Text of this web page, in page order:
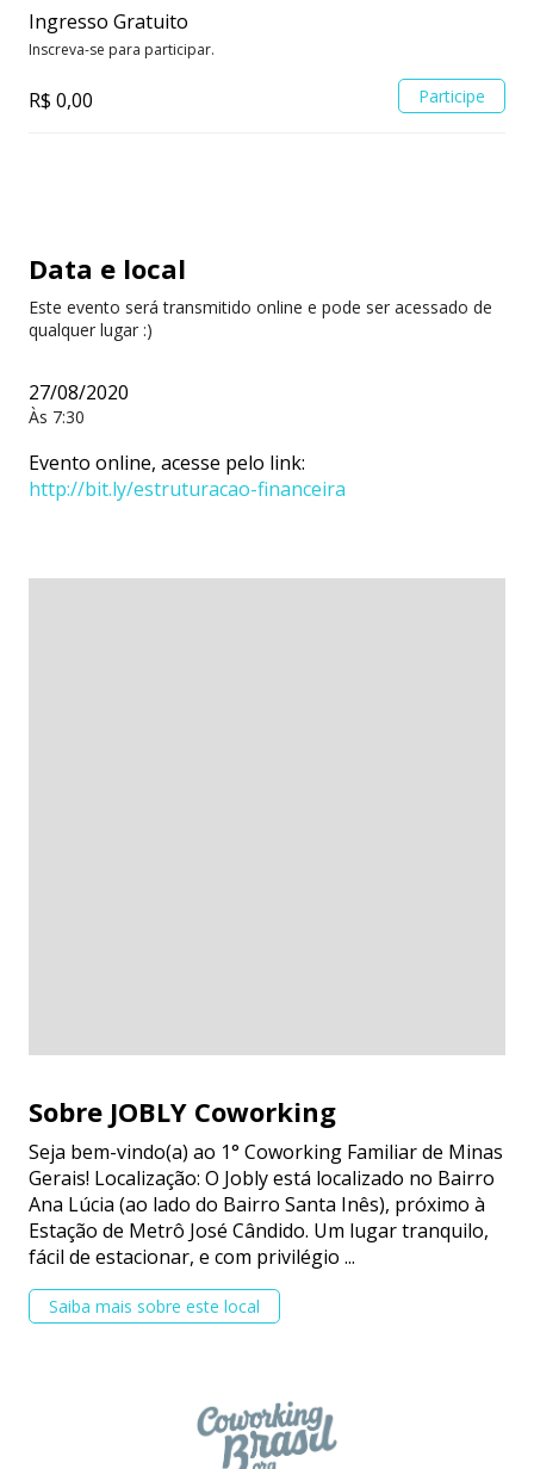
Ingresso Gratuito
Inscreva-se para participar.
R$ 0,00 Participe
Data e local
Este evento será transmitido online e pode ser acessado de
qualquer lugar :)
27/08/2020
Às 7:30
Evento online, acesse pelo link:
http://bit.ly/estruturacao-financeira
Sobre JOBLY Coworking
Seja bem-vindo(a) ao 1° Coworking Familiar de Minas
Gerais! Localização: O Jobly está localizado no Bairro
Ana Lúcia (ao lado do Bairro Santa Inês), próximo à
Estação de Metrô José Cândido. Um lugar tranquilo,
fácil de estacionar, e com privilégio ...
Saiba mais sobre este local